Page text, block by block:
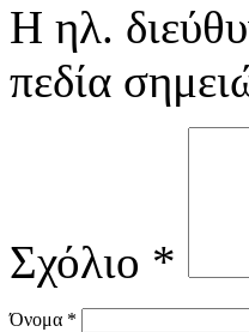
Η ηλ.
πεδία
Σχόλιο *
Όνομα *